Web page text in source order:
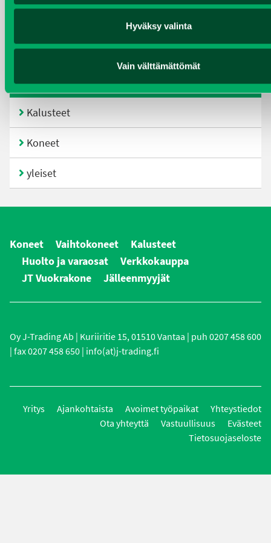
Hyväksy valinta
Vain välttämättömät
KATEGORIAT
Kalusteet
Koneet
yleiset
Koneet Vaihtokoneet
Kalusteet
Huolto ja varaosat
Verkkokauppa
JT Vuokrakone
Jälleenmyyjät
Oy J-Trading Ab | Kuriiritie 15, 01510 Vantaa | puh 0207 458 600
| fax 0207 458 650 | info(at)j-trading.fi
Yritys Ajankohtaista Avoimet työpaikat
Yhteystiedot
Ota yhteyttä
Vastuullisuus
Evästeet
Tietosuojaseloste